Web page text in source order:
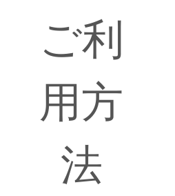
ご利
用方
法